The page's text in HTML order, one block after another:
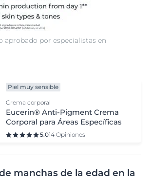
aprobado por especialistas en
Piel muy sensible
Crema corporal
Eucerin® Anti-Pigment Crema
Corporal para Áreas Específicas
5.014 Opiniones
manchas de la edad en la